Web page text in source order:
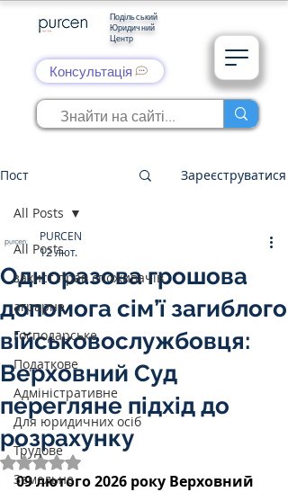
Подільський
Юридичний
Центр
Консультація
Пост Зареєструватися
All Posts
захист прав споживачів
аграрне
Господарське
Податкове
Адміністративне
Для юридичних осіб
Трудове
Земельне
All Posts
Одноразова грошова
допомога сім’ї загиблого
військовослужбовця:
Верховний Суд
перегляне підхід до
розрахунку
PURCEN
12 лют.
Оцінка: NaN з 5 зірок.
09 лютого 2026 року Верховний